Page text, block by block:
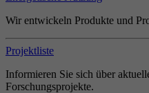
Wir entwickeln Produkte und
Projektliste
Informieren Sie sich über
Forschungsprojekte.